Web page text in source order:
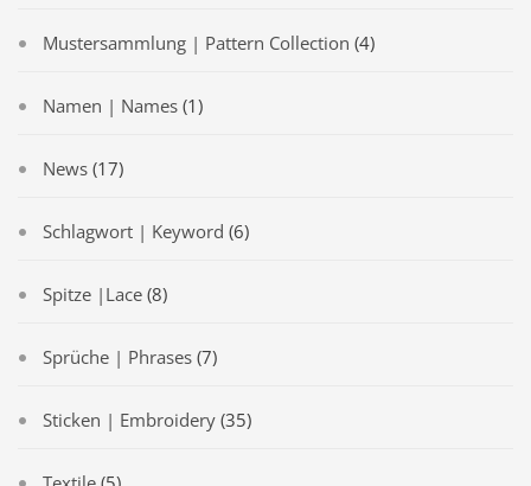
Mustersammlung | Pattern Collection (4)
Namen | Names (1)
News (17)
Schlagwort | Keyword (6)
Spitze |Lace (8)
Sprüche | Phrases (7)
Sticken | Embroidery (35)